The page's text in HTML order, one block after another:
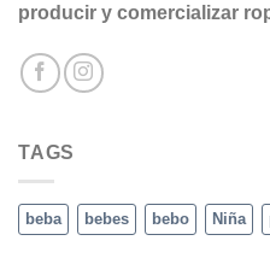
producir y comercializar
TAGS
beba bebes bebo Niña